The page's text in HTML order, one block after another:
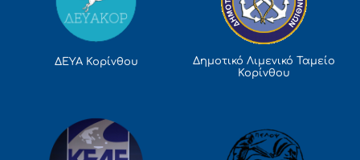
ΔΕΥΑ Κορίνθου
Δημοτικό Λιμενικό Ταμείο
Κορίνθου